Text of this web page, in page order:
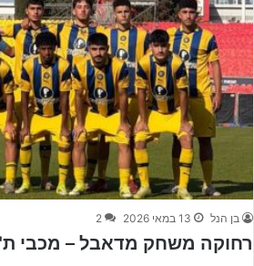
בן הנל 13 במאי 2026 2
רחוקה משחק מדאבל – מכבי